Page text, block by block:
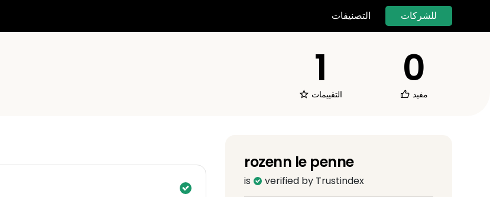
التصنيفات للشركات
1
التقييمات
0
مفيد
rozenn le penne
is verified by Trustindex